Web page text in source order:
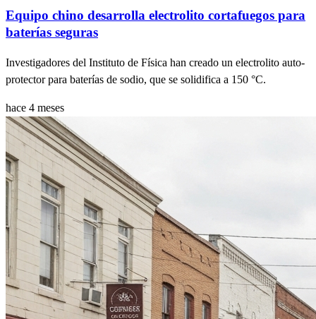
Equipo chino desarrolla electrolito cortafuegos para
baterías seguras
Investigadores del Instituto de Física han creado un electrolito auto-
protector para baterías de sodio, que se solidifica a 150 °C.
hace 4 meses